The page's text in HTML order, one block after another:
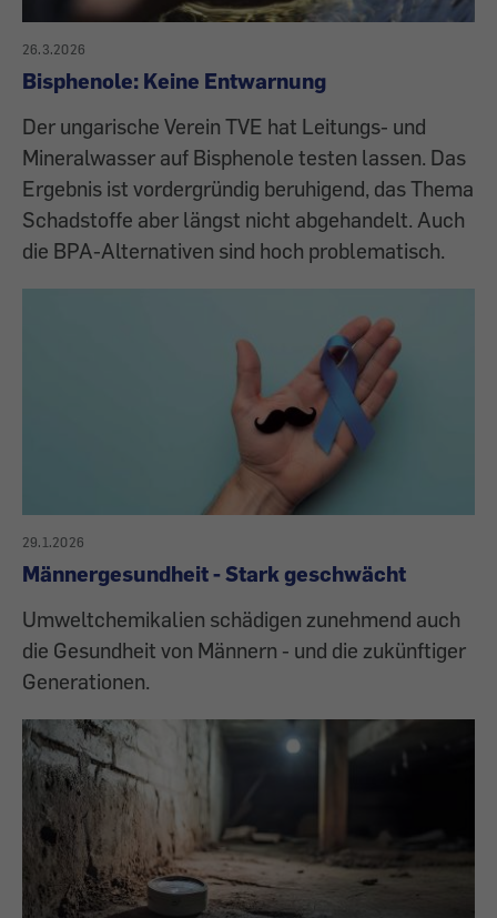
26.3.2026
Bisphenole: Keine Entwarnung
Der ungarische Verein TVE hat Leitungs- und
Mineralwasser auf Bisphenole testen lassen. Das
Ergebnis ist vordergründig beruhigend, das Thema
Schadstoffe aber längst nicht abgehandelt. Auch
die BPA-Alternativen sind hoch problematisch.
29.1.2026
Männergesundheit - Stark geschwächt
Umweltchemikalien schädigen zunehmend auch
die Gesundheit von Männern - und die zukünftiger
Generationen.